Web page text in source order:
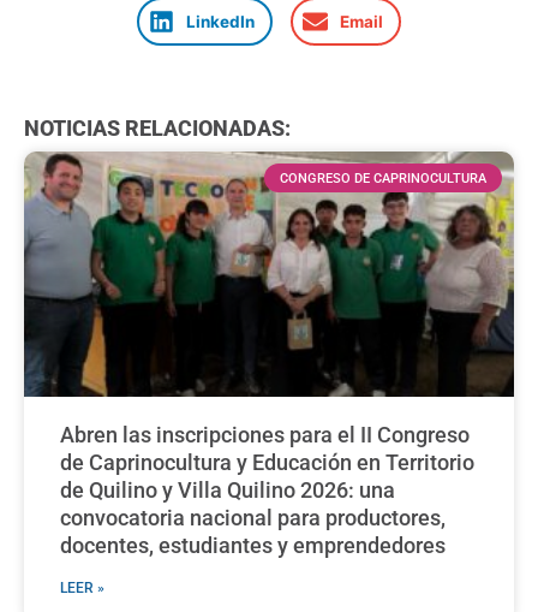
LinkedIn Email
NOTICIAS RELACIONADAS:
CONGRESO DE CAPRINOCULTURA
Abren las inscripciones para el II Congreso
de Caprinocultura y Educación en Territorio
de Quilino y Villa Quilino 2026: una
convocatoria nacional para productores,
docentes, estudiantes y emprendedores
LEER »